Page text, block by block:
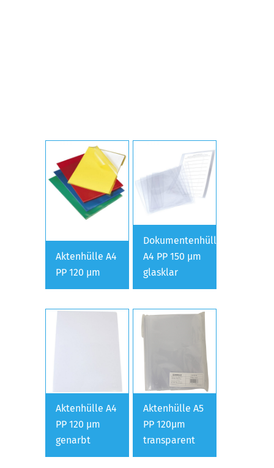
Aktenhülle A4
PP 120 µm
Dokumentenhülle
A4 PP 150 µm
glasklar
Aktenhülle A4
PP 120 µm
genarbt
Aktenhülle A5
PP 120µm
transparent